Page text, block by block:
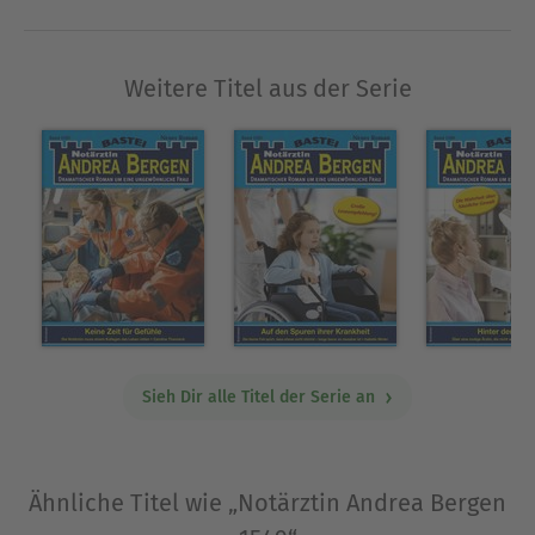
Weitere Titel aus der Serie
Sieh Dir alle Titel der Serie an
Ähnliche Titel wie „Notärztin Andrea Bergen